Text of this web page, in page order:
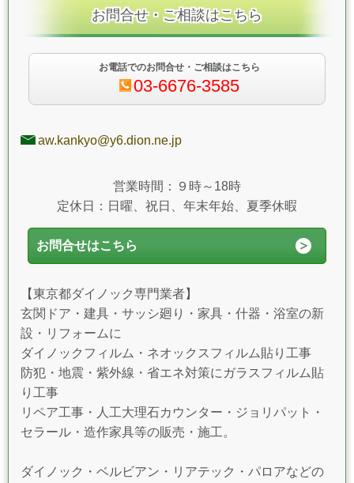
お問合せ・ご相談はこちら
お電話でのお問合せ・ご相談はこちら
03-6676-3585
aw.kankyo@y6.dion.ne.jp
営業時間：９時～18時
定休日：日曜、祝日、年末年始、夏季休暇
お問合せはこちら
【東京都ダイノック専門業者】
玄関ドア・建具・サッシ廻り・家具・什器・浴室の新
設・リフォームに
ダイノックフィルム・ネオックスフィルム貼り工事
防犯・地震・紫外線・省エネ対策にガラスフィルム貼
り工事
リペア工事・人工大理石カウンター・ジョリパット・
セラール・造作家具等の販売・施工。
ダイノック・ベルビアン・リアテック・パロアなどの